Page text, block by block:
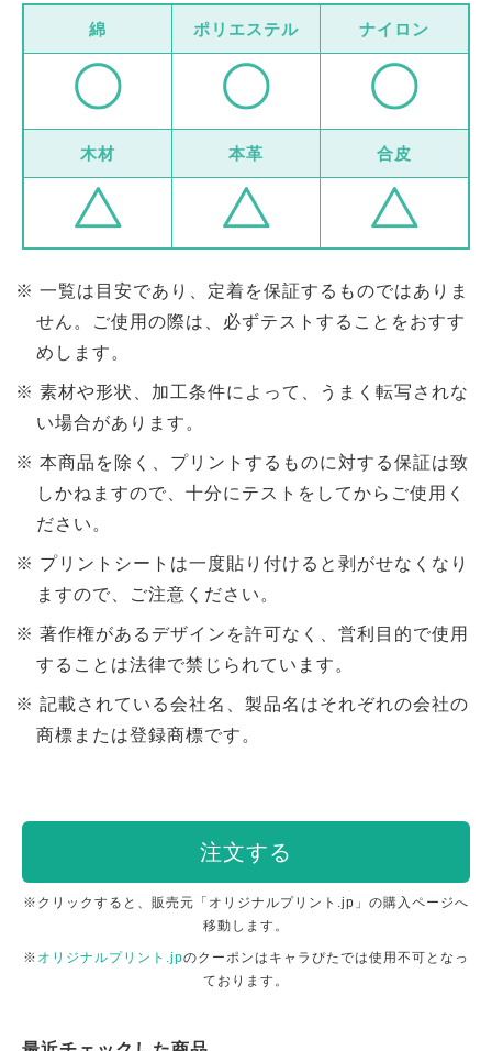
綿 ポリエステル ナイロン
木材 本革 合皮
一覧は目安であり、定着を保証するものではありま
せん。ご使用の際は、必ずテストすることをおすす
めします。
素材や形状、加工条件によって、うまく転写されな
い場合があります。
本商品を除く、プリントするものに対する保証は致
しかねますので、十分にテストをしてからご使用く
ださい。
プリントシートは一度貼り付けると剥がせなくなり
ますので、ご注意ください。
著作権があるデザインを許可なく、営利目的で使用
することは法律で禁じられています。
記載されている会社名、製品名はそれぞれの会社の
商標または登録商標です。
注文する
※クリックすると、販売元「オリジナルプリント.jp」の購入ページへ
移動します。
※ オリジナルプリント.jpのクーポンはキャラぴたでは使用不可となっ
ております。